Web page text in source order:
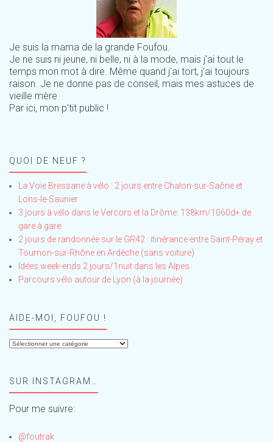
Je suis la mama de la grande Foufou.
Je ne suis ni jeune, ni belle, ni à la mode, mais j'ai tout le
temps mon mot à dire. Même quand j'ai tort, j'ai toujours
raison. Je ne donne pas de conseil, mais mes astuces de
vieille mère
Par ici, mon p'tit public !
QUOI DE NEUF ?
La Voie Bressane à vélo : 2 jours entre Chalon-sur-Saône et
Lons-le-Saunier
3 jours à vélo dans le Vercors et la Drôme: 138km/1060d+ de
gare à gare
2 jours de randonnée sur le GR42 : itinérance entre Saint-Péray et
Tournon-sur-Rhône en Ardèche (sans voiture)
Idées week-ends 2 jours/1nuit dans les Alpes
Parcours vélo autour de Lyon (à la journée)
AIDE-MOI, FOUFOU !
Aide-
!SUR INSTAGRAM…
Pour me suivre:
@foutrak